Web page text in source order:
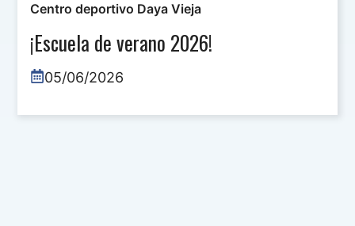
Centro deportivo Daya Vieja
¡Escuela de verano 2026!
05/06/2026